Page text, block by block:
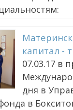
капитал -
07.03.17 в
дня в
в